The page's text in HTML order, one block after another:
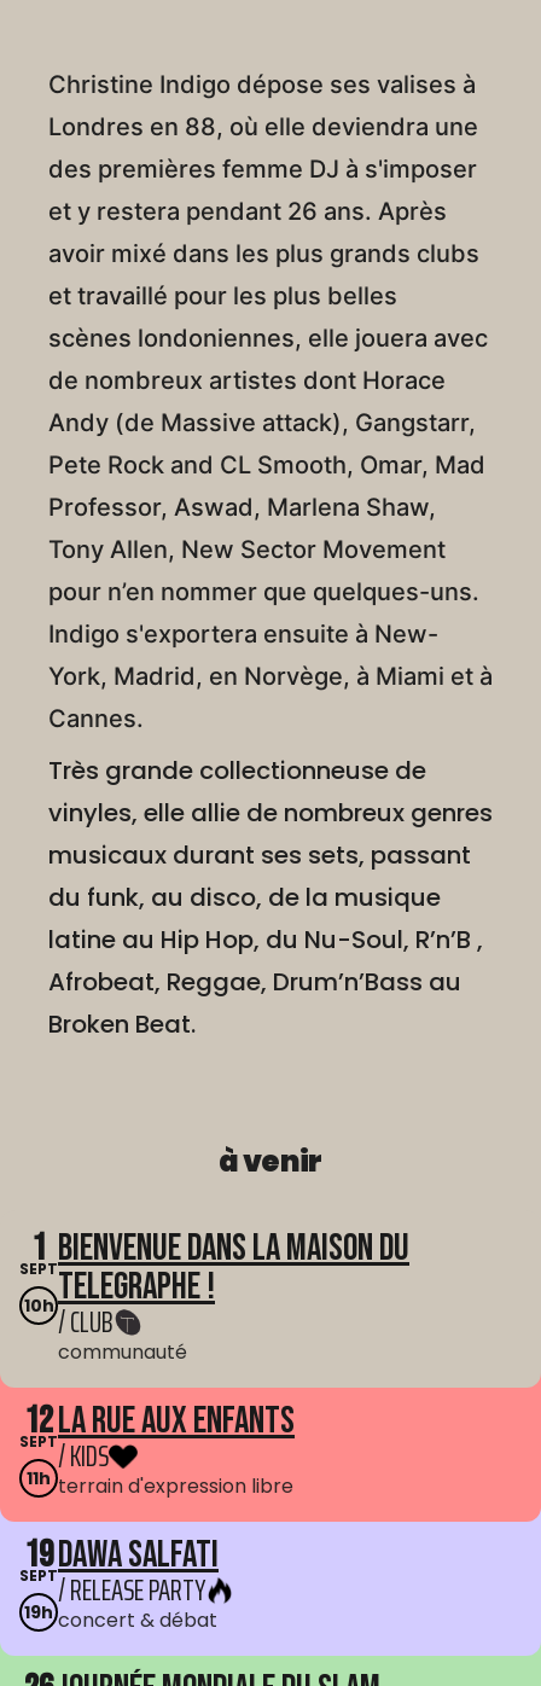
Christine Indigo dépose ses valises à
Londres en 88, où elle deviendra une
des premières femme DJ à s'imposer
et y restera pendant 26 ans. Après
avoir mixé dans les plus grands clubs
et travaillé pour les plus belles
scènes londoniennes, elle jouera avec
de nombreux artistes dont Horace
Andy (de Massive attack), Gangstarr,
Pete Rock and CL Smooth, Omar, Mad
Professor, Aswad, Marlena Shaw,
Tony Allen, New Sector Movement
pour n’en nommer que quelques-uns.
Indigo s'exportera ensuite à New-
York, Madrid, en Norvège, à Miami et à
Cannes.
Très grande collectionneuse de
vinyles, elle allie de nombreux genres
musicaux durant ses sets, passant
du funk, au disco, de la musique
latine au Hip Hop, du Nu-Soul, R’n’B ,
Afrobeat, Reggae, Drum’n’Bass au
Broken Beat.
à venir
1
SEPT
10h
Bienvenue dans La Maison du
Telegraphe !
/ CLUB
communauté
12
SEPT
11h
La Rue aux enfants
/ KIDS
terrain d'expression libre
19
SEPT
19h
Dawa Salfati
/ RELEASE PARTY
concert & débat